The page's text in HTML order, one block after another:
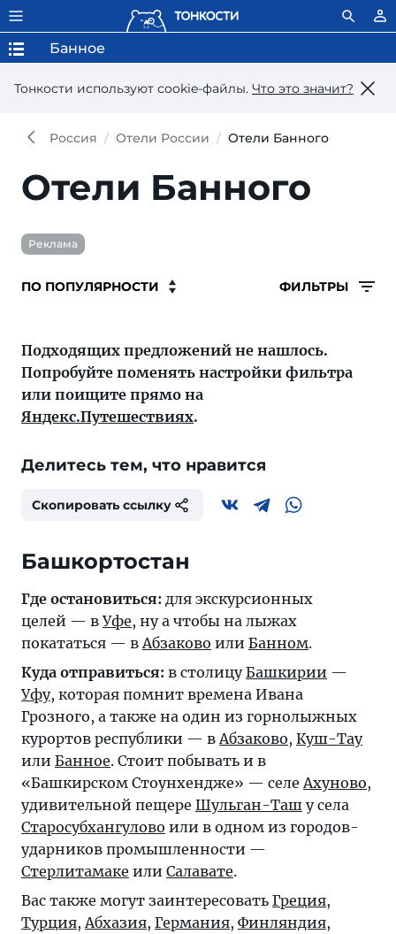
Тонкости используют сookie-файлы. Что это значит?
Банное
Россия Отели России Отели Банного
Отели Банного
Реклама
ФИЛЬТРЫ
Подходящих предложений не нашлось.
Попробуйте поменять настройки фильтра
или поищите прямо на
Яндекс.Путешествиях.
Делитесь тем, что нравится
Скопировать ссылку
Башкортостан
Где остановиться: для экскурсионных
целей — в Уфе, ну а чтобы на лыжах
покататься — вАбзаково или Банном.
Куда отправиться: в столицуБашкирии —
Уфу, которая помнит времена Ивана
Грозного, а также на один из горнолыжных
курортов республики — вАбзаково, Куш-Тау
или Банное. Стоит побывать и в
«Башкирском Стоунхендже» — селеАхуново,
удивительной пещере Шульган-Таш у села
Старосубхангулово или в одном из городов-
ударников промышленности —
Стерлитамаке или Салавате.
Вас также могут заинтересовать Греция,
Турция,Абхазия, Германия, Финляндия,